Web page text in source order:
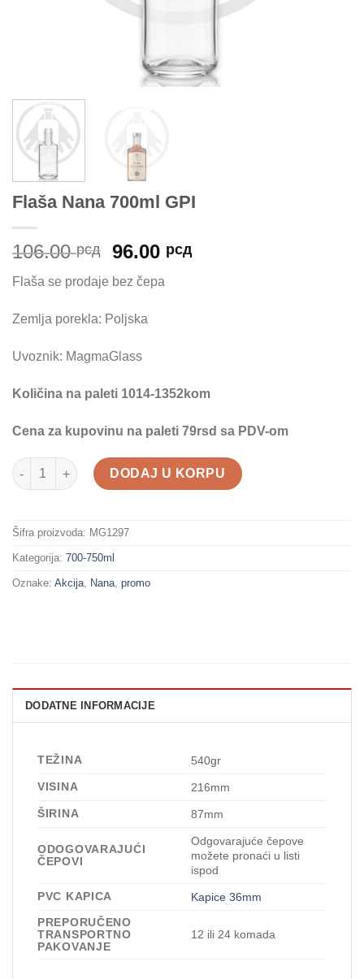
Flaša Nana 700ml GPI
106.00рсд
Originalna
cena
je
bila:
106.00 рсд.
96.00 рсдTrenutna
Flaša se prodaje bez čepa
Zemlja porekla: Poljska
Uvoznik: MagmaGlass
Količina na paleti 1014-1352kom
Cena za kupovinu na paleti 79rsd sa PDV-om
Flaša Nana 700ml GPI količina
DODAJ U KORPU
Šifra proizvoda: MG1297
Kategorija: 700-750ml
Oznake: Akcija, Nana, promo
DODATNE INFORMACIJE
TEŽINA
540gr
VISINA
216mm
ŠIRINA
87mm
ODOGOVARAJUĆI
ČEPOVI
Odgovarajuće čepove
možete pronaći u listi
ispod
PVC KAPICA
Kapice 36mm
PREPORUČENO
TRANSPORTNO
PAKOVANJE
12 ili 24 komada